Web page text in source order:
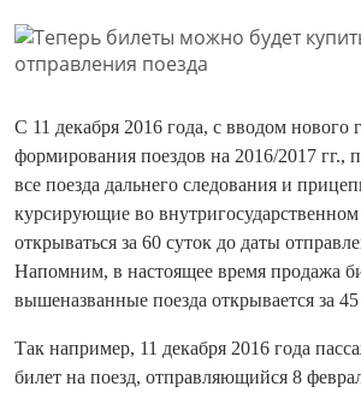
С 11 декабря 2016 года, с вводом нового
формирования поездов на 2016/2017 гг.,
все поезда дальнего следования и
курсирующие во
открываться за 60 суток до даты
Напомним, в настоящее время продажа
вышеназванные поезда открывается за 45
Так например, 11 декабря 2016 года
билет на поезд, отправляющийся 8